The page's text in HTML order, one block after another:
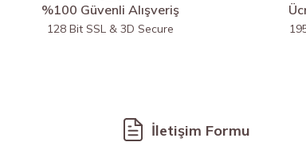
%100 Güvenli Alışveriş
128 Bit SSL & 3D Secure
İletişim Formu